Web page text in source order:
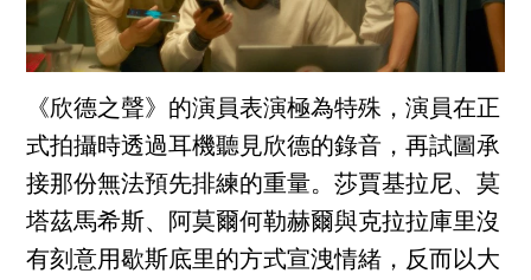
《欣德之聲》的演員表演極為特殊，演員在正
式拍攝時透過耳機聽見欣德的錄音，再試圖承
接那份無法預先排練的重量。莎賈基拉尼、莫
塔茲馬希斯、阿莫爾何勒赫爾與克拉拉庫里沒
有刻意用歇斯底里的方式宣洩情緒，反而以大